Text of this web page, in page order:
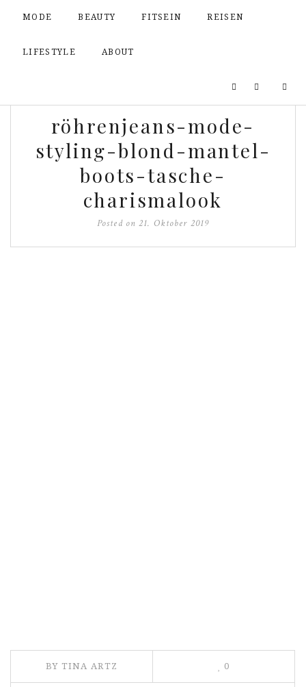
MODE BEAUTY FITSEIN REISEN
LIFESTYLE ABOUT
röhrenjeans-mode-
styling-blond-mantel-
boots-tasche-
charismalook
Posted on21. Oktober 2019
BY TINA ARTZ 0